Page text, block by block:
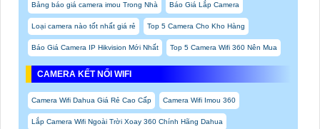
Bảng báo giá camera imou Trong Nhà Báo Giá Lắp Camera
Loại camera nào tốt nhất giá rẻ Top 5 Camera Cho Kho Hàng
Báo Giá Camera IP Hikvision Mới Nhất Top 5 Camera Wifi 360 Nên Mua
CAMERA KẾT NỐI WIFI
Camera Wifi Dahua Giá Rẻ Cao Cấp Camera Wifi Imou 360
Lắp Camera Wifi Ngoài Trời Xoay 360 Chính Hãng Dahua